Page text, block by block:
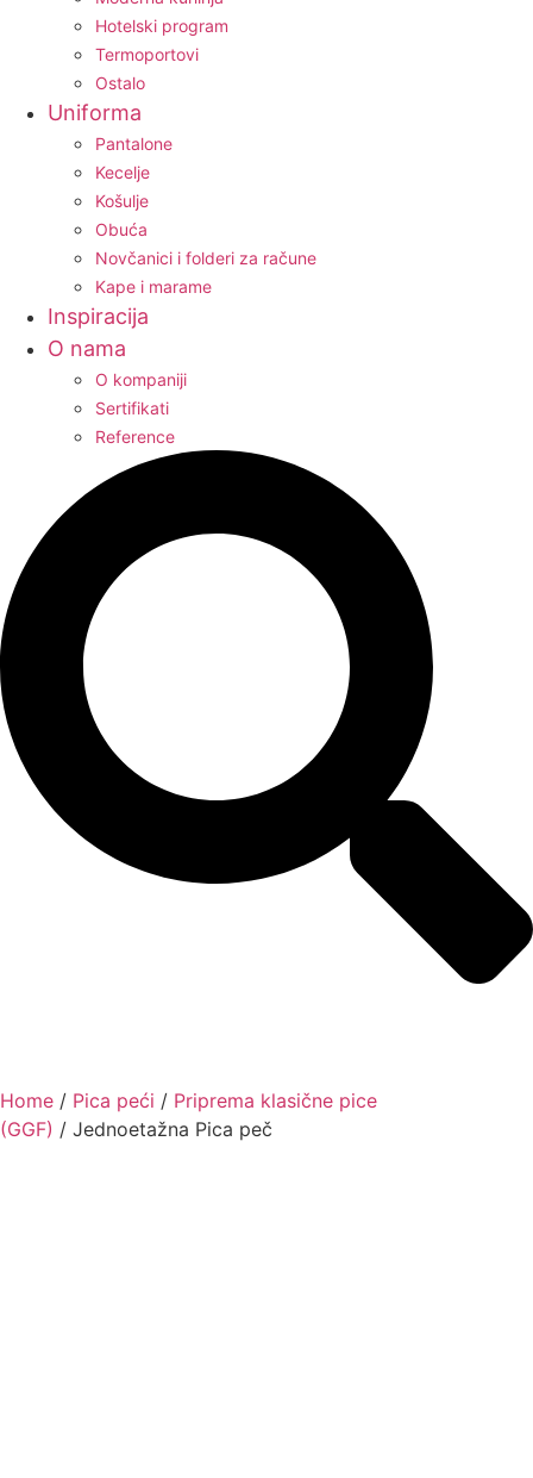
Hotelski program
Termoportovi
Ostalo
Uniforma
Pantalone
Kecelje
Košulje
Obuća
Novčanici i folderi za račune
Kape i marame
Inspiracija
O nama
O kompaniji
Sertifikati
Reference
Home / Pica peći / Priprema klasične pice
(GGF) / Jednoetažna Pica peč